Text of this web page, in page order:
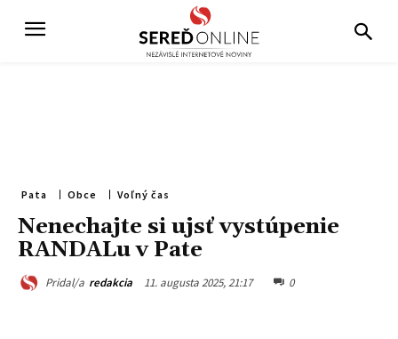
Pata Obce Voľný čas
Nenechajte si ujsť vystúpenie
RANDALu v Pate
Pridal/a redakcia 11. augusta 2025, 21:17 0